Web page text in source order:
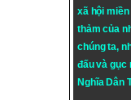
xã hội
thảm của
chúng ta,
đấu và
Nghĩa Dân